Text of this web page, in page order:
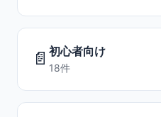
📄 初心者向け
18件